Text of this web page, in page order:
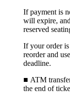
If payment is
will expire,
reserved
If your order is
reorder and
deadline.
■ ATM
the end of